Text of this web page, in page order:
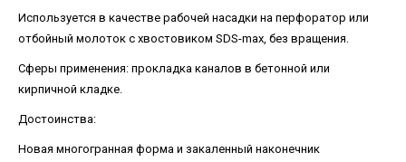
Используется в качестве рабочей насадки на перфоратор или
отбойный молоток с хвостовиком SDS-max, без вращения.
Сферы применения: прокладка каналов в бетонной или
кирпичной кладке.
Достоинства:
Новая многогранная форма и закаленный наконечник